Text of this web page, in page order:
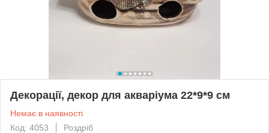
Декорації, декор для акваріума 22*9*9 см
Немає в наявності
Код: 4053
Роздріб